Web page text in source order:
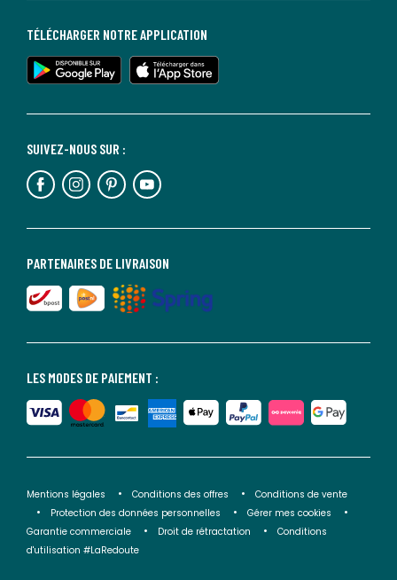
LES MODES DE PAIEMENT :
PARTENAIRES DE LIVRAISON
SUIVEZ-NOUS SUR :
TÉLÉCHARGER NOTRE APPLICATION
Mentions légales Conditions des offres
Conditions de vente
Protection des données personnelles
Gérer mes cookies
Garantie commerciale
Droit de rétractation
Conditions
d'utilisation #LaRedoute